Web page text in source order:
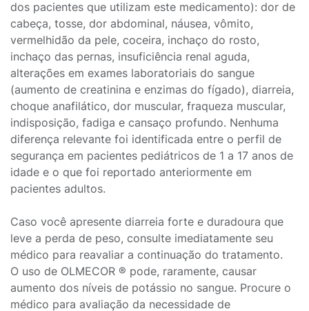
dos pacientes que utilizam este medicamento): dor de
cabeça, tosse, dor abdominal, náusea, vômito,
vermelhidão da pele, coceira, inchaço do rosto,
inchaço das pernas, insuficiência renal aguda,
alterações em exames laboratoriais do sangue
(aumento de creatinina e enzimas do fígado), diarreia,
choque anafilático, dor muscular, fraqueza muscular,
indisposição, fadiga e cansaço profundo. Nenhuma
diferença relevante foi identificada entre o perfil de
segurança em pacientes pediátricos de 1 a 17 anos de
idade e o que foi reportado anteriormente em
pacientes adultos.
Caso você apresente diarreia forte e duradoura que
leve a perda de peso, consulte imediatamente seu
médico para reavaliar a continuação do tratamento.
O uso de OLMECOR ® pode, raramente, causar
aumento dos níveis de potássio no sangue. Procure o
médico para avaliação da necessidade de